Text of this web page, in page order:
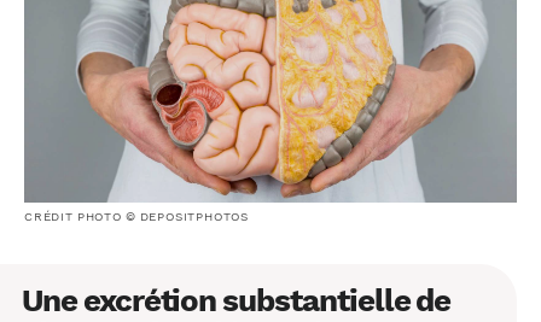
CRÉDIT PHOTO © DEPOSITPHOTOS
Une excrétion substantielle de